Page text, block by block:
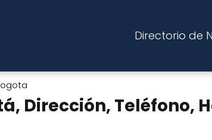
Directorio de
Dirección, Teléfono,